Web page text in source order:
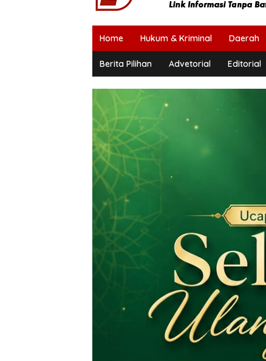
Home Hukum & Kriminal Daerah
Berita Pilihan Advetorial Editorial